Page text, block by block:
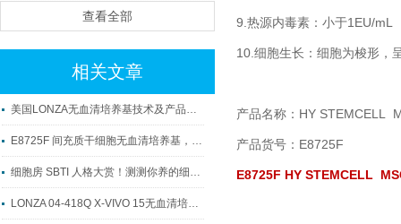
查看全部
相关文章
美国LONZA无血清培养基技术及产品介绍
E8725F 间充质干细胞无血清培养基，助力细胞治疗产业化
细胞房 SBTI 人格大赏！测测你养的细胞，对应哪款 “显眼包” 培养基？
LONZA 04-418Q X-VIVO 15无血清培养基特性分析
9.热源内毒素：小于1EU/mL
10.细胞生长：细胞为梭形，
产品名称：HY STEMCELL
产品货号：E8725F
E8725F HY STEMCELL